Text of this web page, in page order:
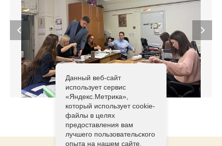
Данный веб-сайт
использует сервис
«Яндекс.Метрика»,
который использует cookie-
файлы в целях
предоставления вам
лучшего пользовательского
опыта на нашем сайте.